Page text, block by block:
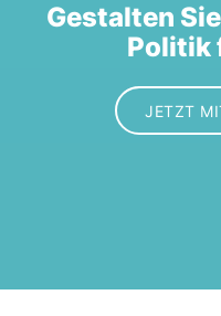
Gestalten
Politik
JETZT